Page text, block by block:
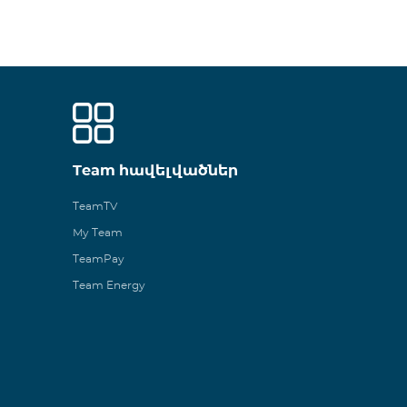
Team հավելվածներ
TeamTV
My Team
TeamPay
Team Energy